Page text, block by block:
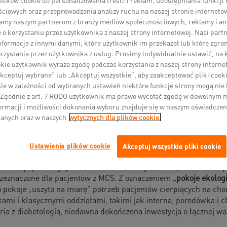
w technologii
tak, aby zminimalizować ilość szkodliwych substancji
na chemiczną nadwrażliwość (ang. Multiple Chemical
chorobami cywilizacyjnymi. Nazwano je „pokojami
poddano testom oddziaływania na zdrowie i
specjalnych płyt gipsowo-włóknowych, które mają
je ze sobą wiążą. Mechanizm działania substancji
między innymi przez niezależny instytut ekologiczny w Kolonii.
na substancje chemiczne (MCS) i każdego dnia
pestycydy, środki piorące lub toksyny obecne w
na to, że chorobą dotknięty jest cały układ
wiąże się z dalszymi problemami.
spółki Agaplesion w hamburskiej dzielnicy Eimsbüttel
dla pacjentów z MCS. Z oznaczeniem „pokoje
„uszyto na miarę” potrzeb pacjentów cierpiących na
i klasycznymi oddziałami, takimi jak interna, porodówka i
z diabetologią, niedawno dokończona inwestycja o łącznej
oraz przeprowadzania analizy ruchu na naszej stronie
naszym partnerom z branży mediów społecznościowych, reklamy i
o korzystaniu przez użytkownika z naszej strony internetowej. Nasi
z innymi danymi, które użytkownik im przekazał lub które
przez użytkownika z usług. Prosimy indywidualnie ustawić, na
użytkownik wyraża zgodę podczas korzystania z naszej strony
wybrane” lub „Akceptuj wszystkie”, aby zaakceptować pliki
w zależności od wybranych ustawień niektóre funkcje strony mogą nie
z art. 7 RODO użytkownik ma prawo wycofać zgodę w dowolnym
i możliwości dokonania wyboru znajduje się w naszym
oraz w naszych wytycznych dla plików cookie.
Ustawienia plików cookie Akceptuj wszystkie pliki cookie